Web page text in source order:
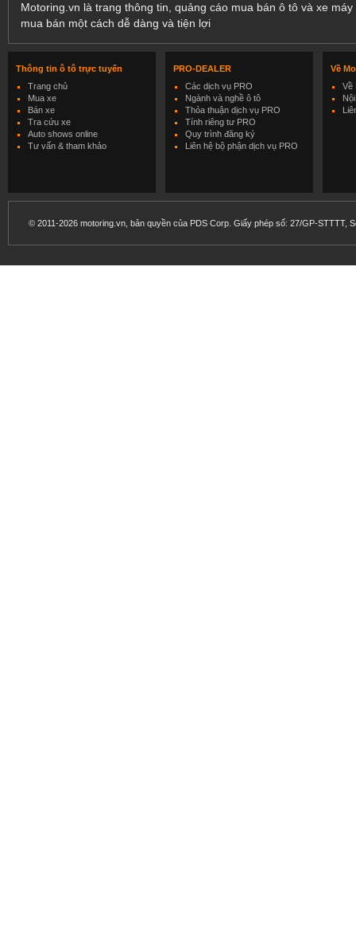
Motoring.vn là trang thông tin, quảng cáo mua bán ô tô và xe
mua bán một cách dễ dàng và tiện lợi
Thông tin ô tô trực tuyến
Trang chủ
Mua xe
Bán xe
Tra cứu xe
Auto shows online
Tư vấn & tham khảo
PRO-DEALER
Các dịch vụ PRO
Ngành và nghề ô tô
Thỏa thuận dịch vụ PRO
Tính riêng tư PRO
Quy trình đăng ký
Liên hệ bộ phận dịch vụ PRO
Về
Về
© 2011-2026 motoring.vn, bản quyền của PDS Corp. Giấy phép số: 27/GP-STTTT,